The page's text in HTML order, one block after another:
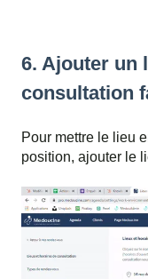
6. Ajouter un
consultation
Pour mettre le lieu
position, ajouter le